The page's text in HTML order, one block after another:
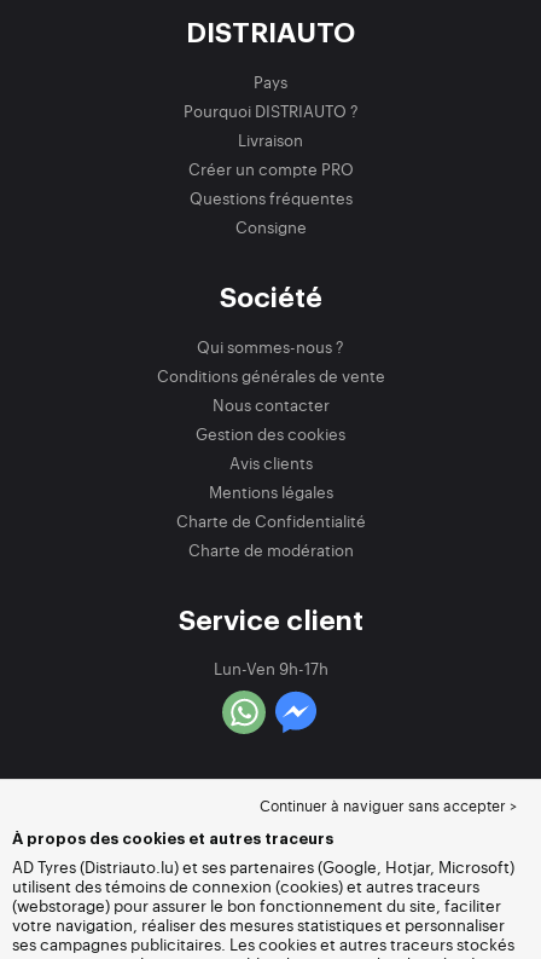
DISTRIAUTO
Pays
Pourquoi DISTRIAUTO ?
Livraison
Créer un compte PRO
Questions fréquentes
Consigne
Société
Qui sommes-nous ?
Conditions générales de vente
Nous contacter
Gestion des cookies
Avis clients
Mentions légales
Charte de Confidentialité
Charte de modération
Service client
Lun-Ven 9h-17h
Continuer à naviguer sans accepter >
À propos des cookies et autres traceurs
AD Tyres (Distriauto.lu) et ses partenaires (Google, Hotjar, Microsoft)
utilisent des témoins de connexion (cookies) et autres traceurs
(webstorage) pour assurer le bon fonctionnement du site, faciliter
votre navigation, réaliser des mesures statistiques et personnaliser
ses campagnes publicitaires. Les cookies et autres traceurs stockés